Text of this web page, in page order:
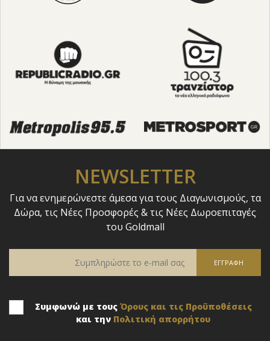
NEWSLETTER
Για να ενημερώνεστε άμεσα για τους Διαγωνισμούς, τα
Δώρα, τις Νέες Προσφορές & τις Νέες Δωροεπιταγές
του Goldmall
Συμφωνώ με τους Όρους και τις Προϋποθέσεις
και την Πολιτική απορρήτου